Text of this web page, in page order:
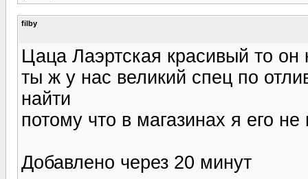
filby
Цаца Лаэртская красивый то он
ты ж у нас великий спец по
найти
потому что в магазинах я его
Добавлено через 20 минут